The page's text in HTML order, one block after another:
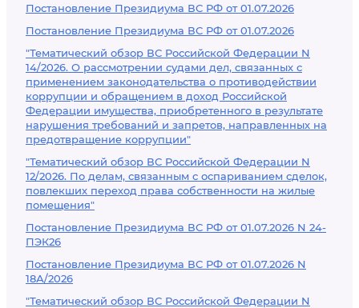
Постановление Президиума ВС РФ от 01.07.2026
Постановление Президиума ВС РФ от 01.07.2026
"Тематический обзор ВС Российской Федерации N
14/2026. О рассмотрении судами дел, связанных с
применением законодательства о противодействии
коррупции и обращением в доход Российской
Федерации имущества, приобретенного в результате
нарушения требований и запретов, направленных на
предотвращение коррупции"
"Тематический обзор ВС Российской Федерации N
12/2026. По делам, связанным с оспариванием сделок,
повлекших переход права собственности на жилые
помещения"
Постановление Президиума ВС РФ от 01.07.2026 N 24-
ПЭК26
Постановление Президиума ВС РФ от 01.07.2026 N
18А/2026
"Тематический обзор ВС Российской Федерации N